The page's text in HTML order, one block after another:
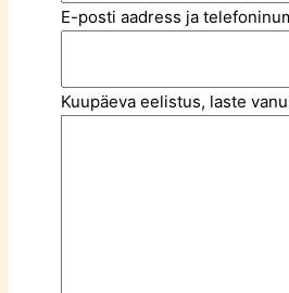
E-posti aadress ja
Kuupäeva eelistus, laste